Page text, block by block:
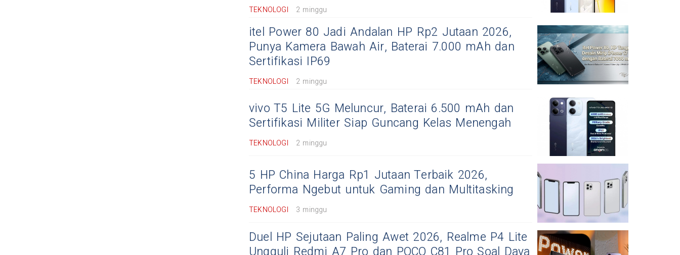
TEKNOLOGI 2 minggu
itel Power 80 Jadi Andalan HP Rp2 Jutaan 2026,
Punya Kamera Bawah Air, Baterai 7.000 mAh dan
Sertifikasi IP69
TEKNOLOGI 2 minggu
vivo T5 Lite 5G Meluncur, Baterai 6.500 mAh dan
Sertifikasi Militer Siap Guncang Kelas Menengah
TEKNOLOGI 2 minggu
5 HP China Harga Rp1 Jutaan Terbaik 2026,
Performa Ngebut untuk Gaming dan Multitasking
TEKNOLOGI 3 minggu
Duel HP Sejutaan Paling Awet 2026, Realme P4 Lite